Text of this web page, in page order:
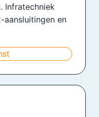
Infratechniek
aansluitingen en